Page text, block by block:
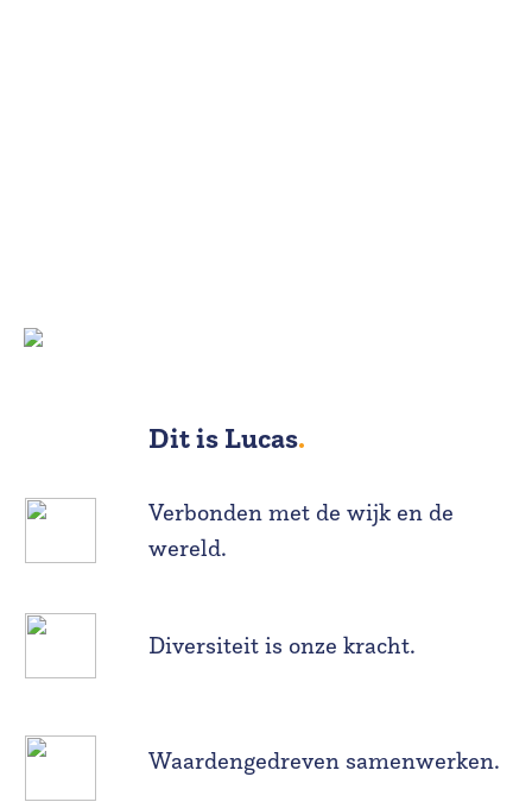
Dit is Lucas.
Verbonden met de wijk en de
wereld.
Diversiteit is onze kracht.
Waardengedreven samenwerken.